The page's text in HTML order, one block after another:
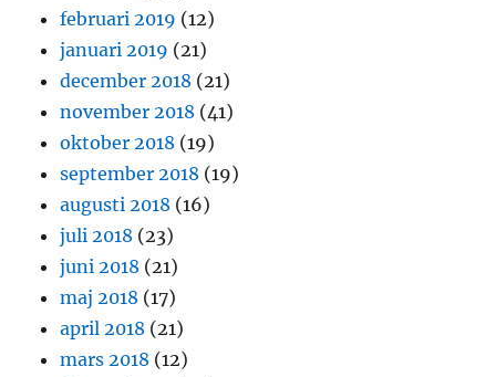
februari 2019 (12)
januari 2019 (21)
december 2018 (21)
november 2018 (41)
oktober 2018 (19)
september 2018 (19)
augusti 2018 (16)
juli 2018 (23)
juni 2018 (21)
maj 2018 (17)
april 2018 (21)
mars 2018 (12)